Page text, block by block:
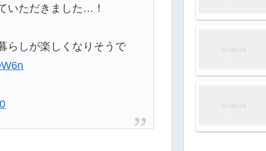
いただきました…！
らしが楽しくなりそうで